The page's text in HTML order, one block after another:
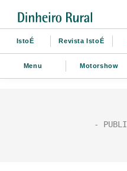
IstoÉ Revista IstoÉ
Menu Motorshow